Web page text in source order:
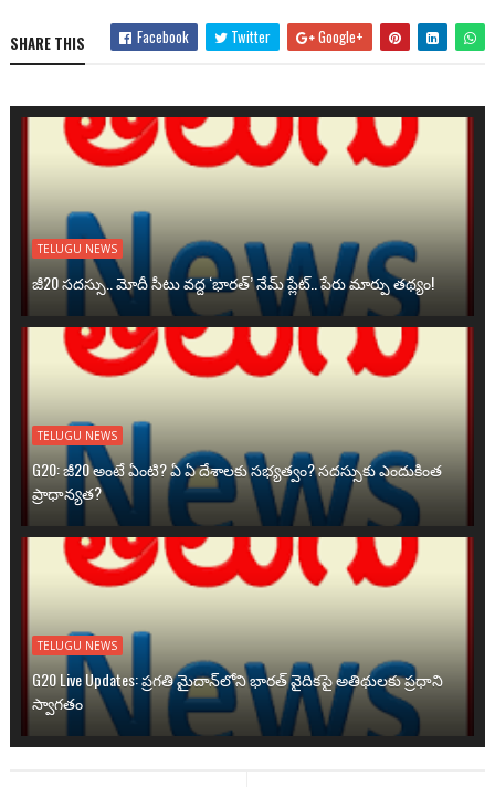
SHARE THIS Facebook Twitter Google+
TELUGU NEWS
జీ20 సదస్సు.. మోదీ సీటు వద్ద ‘భారత్’ నేమ్ ప్లేట్‌.. పేరు మార్పు తథ్యం!
TELUGU NEWS
G20: జీ20 అంటే ఏంటి? ఏ ఏ దేశాలకు సభ్యత్వం? సదస్సుకు ఎందుకింత
ప్రాధాన్యత?
TELUGU NEWS
G20 Live Updates: ప్రగతి మైదాన్‌లోని భారత్ వైదికపై అతిథులకు ప్రధాని
స్వాగతం